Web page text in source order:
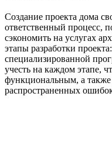
Создание проекта дома
ответственный процесс,
сэкономить на услугах
этапы разработки
специализированной
учесть на каждом этапе,
функциональным, а также
распространенных